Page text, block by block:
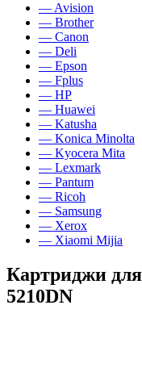
— Avision
— Brother
— Canon
— Deli
— Epson
— Fplus
— HP
— Huawei
— Katusha
— Konica Minolta
— Kyocera Mita
— Lexmark
— Pantum
— Ricoh
— Samsung
— Xerox
— Xiaomi Mijia
Картриджи
5210DN